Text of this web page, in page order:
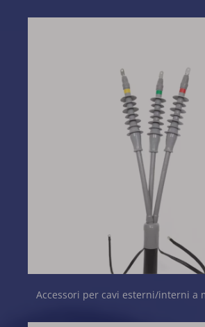
Accessori per cavi esterni/interni a